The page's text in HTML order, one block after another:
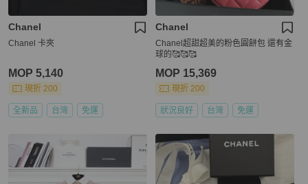
Chanel
Chanel 卡夾
MOP 5,140
現折 200
全新品 台灣 免運
Chanel
Chanel超甜超美的粉色圓餅包 還有金
球的🥰🥰🥰
MOP 15,369
現折 200
狀況良好 台灣 免運